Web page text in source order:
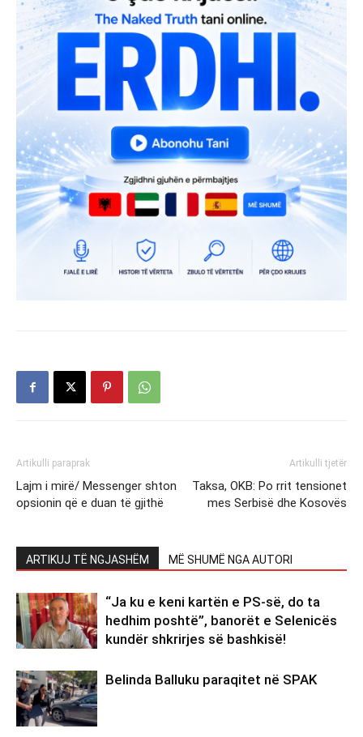
Artikulli paraprak
Lajm i mirë/ Messenger shton
opsionin që e duan të gjithë
Artikulli tjetër
Taksa, OKB: Po rrit tensionet
mes Serbisë dhe Kosovës
ARTIKUJ TË NGJASHËM MË SHUMË NGA AUTORI
“Ja ku e keni kartën e PS-së, do ta
hedhim poshtë”, banorët e Selenicës
kundër shkrirjes së bashkisë!
Belinda Balluku paraqitet në SPAK